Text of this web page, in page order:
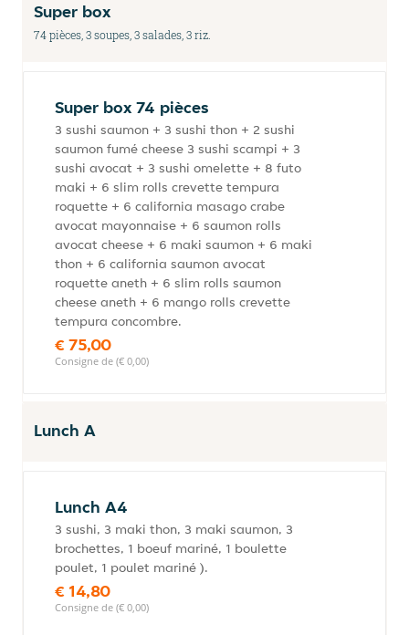
Super box
74 pièces, 3 soupes, 3 salades, 3 riz.
Super box 74 pièces
3 sushi saumon + 3 sushi thon + 2 sushi
saumon fumé cheese 3 sushi scampi + 3
sushi avocat + 3 sushi omelette + 8 futo
maki + 6 slim rolls crevette tempura
roquette + 6 california masago crabe
avocat mayonnaise + 6 saumon rolls
avocat cheese + 6 maki saumon + 6 maki
thon + 6 california saumon avocat
roquette aneth + 6 slim rolls saumon
cheese aneth + 6 mango rolls crevette
tempura concombre.
€ 75,00
Consigne de (€ 0,00)
Lunch A
Lunch A4
3 sushi, 3 maki thon, 3 maki saumon, 3
brochettes, 1 boeuf mariné, 1 boulette
poulet, 1 poulet mariné ).
€ 14,80
Consigne de (€ 0,00)